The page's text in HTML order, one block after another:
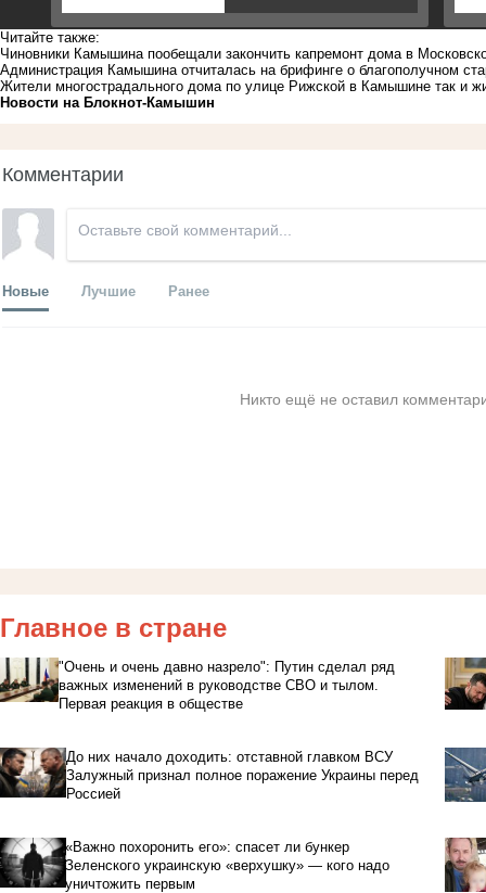
Читайте также:
Чиновники Камышина пообещали закончить капремонт дома в
Администрация Камышина отчиталась на брифинге о благополучном
Жители многострадального дома по улице Рижской в Камышине так и
Новости на Блoкнoт-Камышин
Комментарии
Новые Лучшие Ранее
Никто ещё не оставил
Главное в стране
"Очень и очень давно назрело": Путин сделал ряд
важных изменений в руководстве СВО и тылом.
Первая реакция в обществе
До них начало доходить: отставной главком ВСУ
Залужный признал полное поражение Украины перед
Россией
«Важно похоронить его»: спасет ли бункер
Зеленского украинскую «верхушку» — кого надо
уничтожить первым